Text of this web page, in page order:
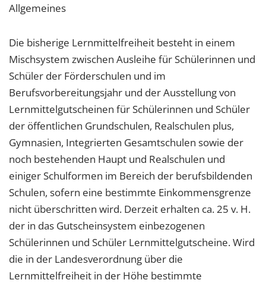
Allgemeines
Die bisherige Lernmittelfreiheit besteht in einem
Mischsystem zwischen Ausleihe für Schülerinnen und
Schüler der Förderschulen und im
Berufsvorbereitungsjahr und der Ausstellung von
Lernmittelgutscheinen für Schülerinnen und Schüler
der öffentlichen Grundschulen, Realschulen plus,
Gymnasien, Integrierten Gesamtschulen sowie der
noch bestehenden Haupt und Realschulen und
einiger Schulformen im Bereich der berufsbildenden
Schulen, sofern eine bestimmte Einkommensgrenze
nicht überschritten wird. Derzeit erhalten ca. 25 v. H.
der in das Gutscheinsystem einbezogenen
Schülerinnen und Schüler Lernmittelgutscheine. Wird
die in der Landesverordnung über die
Lernmittelfreiheit in der Höhe bestimmte